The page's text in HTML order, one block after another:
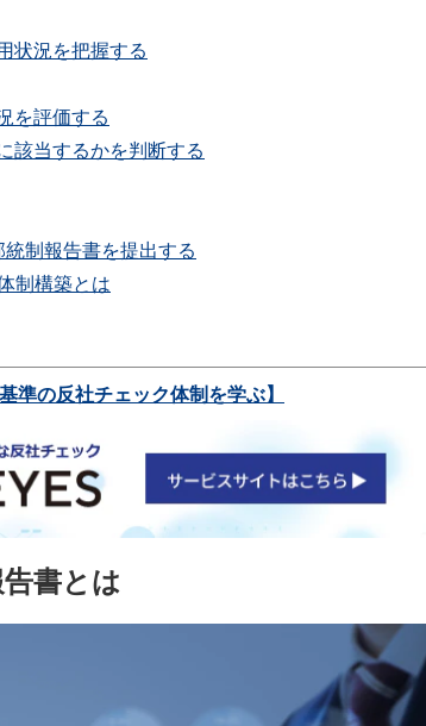
状況を把握する
を評価する
該当するかを判断する
制報告書を提出する
制構築とは
の反社チェック体制を学ぶ】
書とは